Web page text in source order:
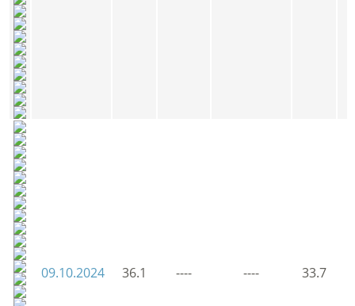
09.10.2024 36.1 ---- ---- 33.7